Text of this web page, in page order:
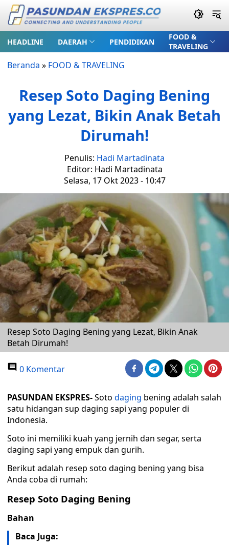
HEADLINE DAERAH PENDIDIKAN
FOOD &
TRAVELING
Beranda » FOOD & TRAVELING
Resep Soto Daging Bening
yang Lezat, Bikin Anak Betah
Dirumah!
Penulis: Hadi Martadinata
Editor: Hadi Martadinata
Selasa, 17 Okt 2023 - 10:47
Resep Soto Daging Bening yang Lezat, Bikin Anak
Betah Dirumah!
0 Komentar
PASUNDAN EKSPRES-Soto daging bening adalah salah
satu hidangan sup daging sapi yang populer di
Indonesia.
Soto ini memiliki kuah yang jernih dan segar, serta
daging sapi yang empuk dan gurih.
Berikut adalah resep soto daging bening yang bisa
Anda coba di rumah:
Resep Soto Daging Bening
Bahan
Baca Juga: